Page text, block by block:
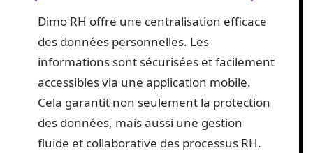
Dimo RH offre une centralisation efficace
des données personnelles. Les
informations sont sécurisées et facilement
accessibles via une application mobile.
Cela garantit non seulement la protection
des données, mais aussi une gestion
fluide et collaborative des processus RH.